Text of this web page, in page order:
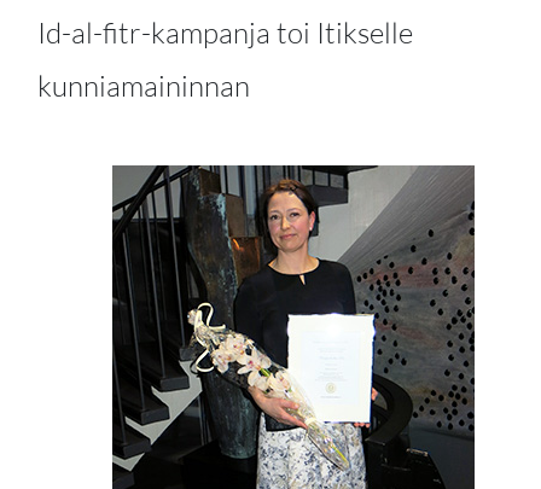
Id-al-fitr-kampanja toi Itikselle
kunniamaininnan